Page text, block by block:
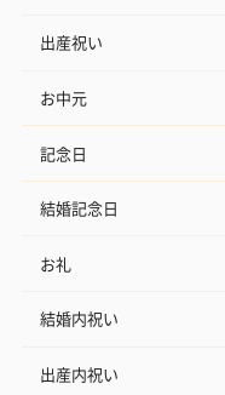
出産祝い
お中元
記念日
結婚記念日
お礼
結婚内祝い
出産内祝い